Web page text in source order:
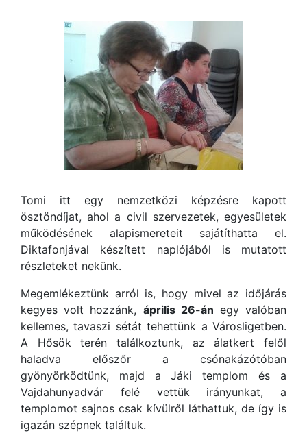
Tomi itt egy nemzetközi képzésre kapott
ösztöndíjat, ahol a civil szervezetek, egyesületek
működésének alapismereteit sajátíthatta el.
Diktafonjával készített naplójából is mutatott
részleteket nekünk.
Megemlékeztünk arról is, hogy mivel az időjárás
kegyes volt hozzánk, április 26-án egy valóban
kellemes, tavaszi sétát tehettünk a Városligetben.
A Hősök terén találkoztunk, az álatkert felől
haladva előszőr a csónakázótóban
gyönyörködtünk, majd a Jáki templom és a
Vajdahunyadvár felé vettük irányunkat, a
templomot sajnos csak kívülről láthattuk, de így is
igazán szépnek találtuk.